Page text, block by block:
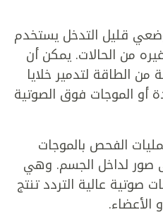
قليل التدخل يستخدم
من الحالات. يمكن أن
من الطاقة لتدمير خلايا
أو الموجات فوق الصوتية
الفحص بالموجات
صور لداخل الجسم. وهي
عالية التردد تنتج
الأعضاء.